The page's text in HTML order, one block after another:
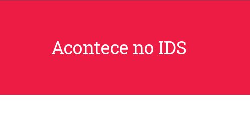
Acontece no IDS